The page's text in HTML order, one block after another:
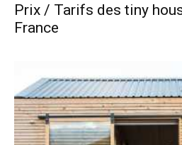
Prix / Tarifs des tiny
France